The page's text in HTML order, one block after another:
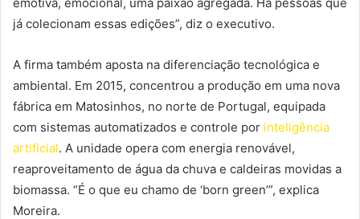
já colecionam essas edições”, diz o executivo.
A firma também aposta na diferenciação tecnológica e
ambiental. Em 2015, concentrou a produção em uma nova
fábrica em Matosinhos, no norte de Portugal, equipada
com sistemas automatizados e controle por inteligência
artificial. A unidade opera com energia renovável,
reaproveitamento de água da chuva e caldeiras movidas a
biomassa. “É o que eu chamo de ‘born green’”, explica
Moreira.